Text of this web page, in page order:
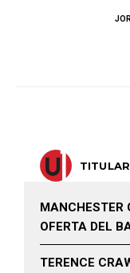
MANCHESTER
OFERTA DEL
TERENCE